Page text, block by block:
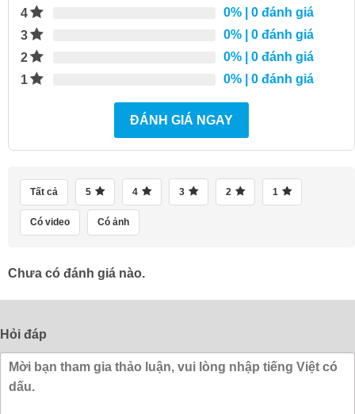
4
0% | 0 đánh giá
3
0% | 0 đánh giá
2
0% | 0 đánh giá
1
0% | 0 đánh giá
ĐÁNH GIÁ NGAY
Tất cả 5 4 3 2 1
Có video Có ảnh
Chưa có đánh giá nào.
Hỏi đáp